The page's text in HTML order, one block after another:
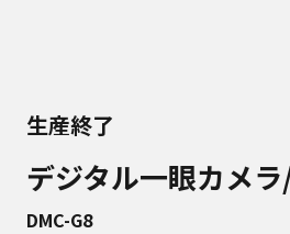
生産終了
デジタル一眼カメラ
DMC-G8